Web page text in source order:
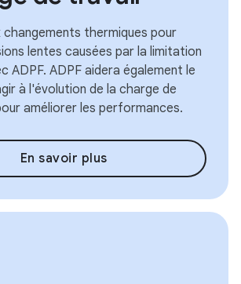
changements thermiques pour
lentes causées par la limitation
ADPF. ADPF aidera également le
à l'évolution de la charge de
améliorer les performances.
En savoir plus